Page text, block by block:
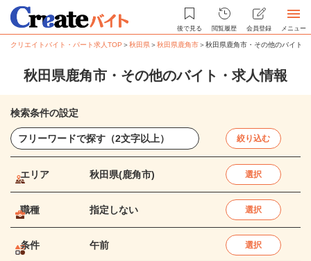
後で見る 閲覧履歴 会員登録 メニュー
クリエイトバイト・パート求人TOP ＞秋田県＞秋田県鹿角市＞秋田県鹿角市・その他のバイト
秋田県鹿角市・その他のバイト・求人情報
検索条件の設定
絞り込む
エリア 秋田県(鹿角市) 選択
職種 指定しない 選択
条件 午前 選択